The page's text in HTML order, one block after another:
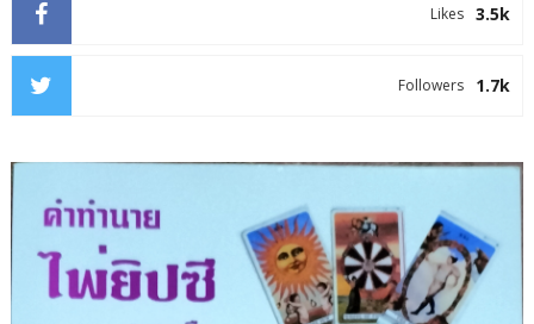
3.5k
Likes
1.7k
Followers